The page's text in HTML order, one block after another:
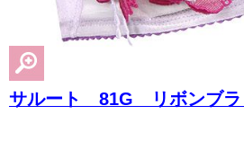
サルート 81G リボンブ